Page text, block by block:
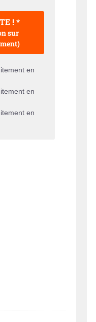
! *
sur
en
en
en